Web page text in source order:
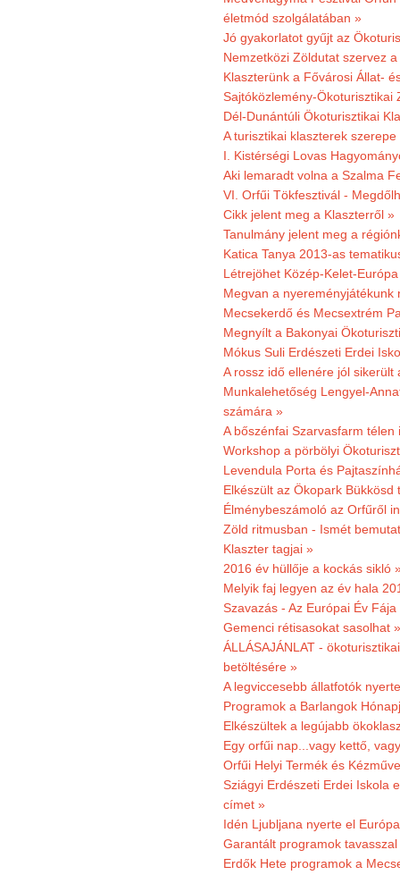
életmód szolgálatában »
Jó gyakorlatot gyűjt az
Nemzetközi Zöldutat szervez
Klaszterünk a Fővárosi Állat-
Sajtóközlemény-Ökoturisztikai
Dél-Dunántúli Ökoturisztikai
A turisztikai klaszterek
I. Kistérségi Lovas
Aki lemaradt volna a Szalma
VI. Orfűi Tökfesztivál -
Cikk jelent meg a Klaszterről »
Tanulmány jelent meg a
Katica Tanya 2013-as
Létrejöhet Közép-Kelet-
Megvan a nyereményjátékunk
Mecsekerdő és Mecsextrém
Megnyílt a Bakonyai
Mókus Suli Erdészeti Erdei
A rossz idő ellenére jól sikerült
Munkalehetőség Lengyel-
számára »
A bőszénfai Szarvasfarm
Workshop a pörbölyi
Levendula Porta és
Elkészült az Ökopark
Élménybeszámoló az Orfűről
Zöld ritmusban - Ismét
Klaszter tagjai »
2016 év hüllője a kockás sikló
Melyik faj legyen az év hala
Szavazás - Az Európai Év
Gemenci rétisasokat sasolhat »
ÁLLÁSAJÁNLAT -
betöltésére »
A legviccesebb állatfotók
Programok a Barlangok
Elkészültek a legújabb
Egy orfűi nap...vagy kettő,
Orfűi Helyi Termék és
Sziágyi Erdészeti Erdei Iskola
címet »
Idén Ljubljana nyerte el
Garantált programok tavasszal
Erdők Hete programok a